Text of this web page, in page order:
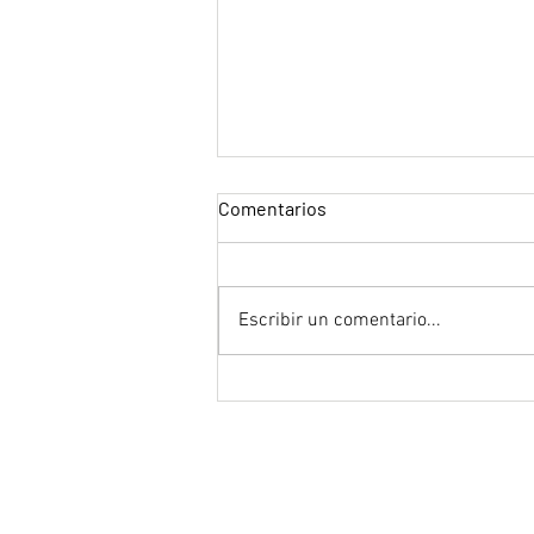
"Tron"
Comentarios
Escribir un comentario...